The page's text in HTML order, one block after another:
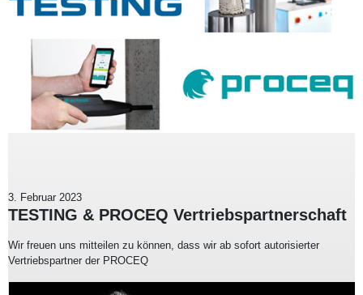
3. Februar 2023
TESTING & PROCEQ Vertriebspartnerschaft
Wir freuen uns mitteilen zu können, dass wir ab sofort autorisierter
Vertriebspartner der PROCEQ